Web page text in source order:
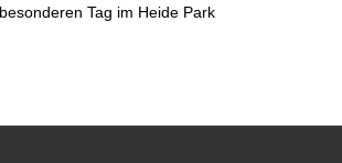
Tag im Heide Park